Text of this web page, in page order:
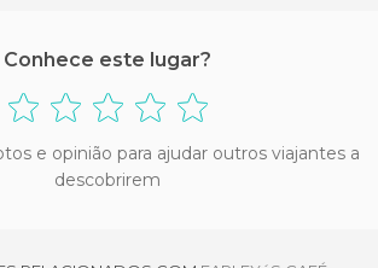
Conhece este lugar?
e opinião para ajudar outros viajantes a
descobrirem